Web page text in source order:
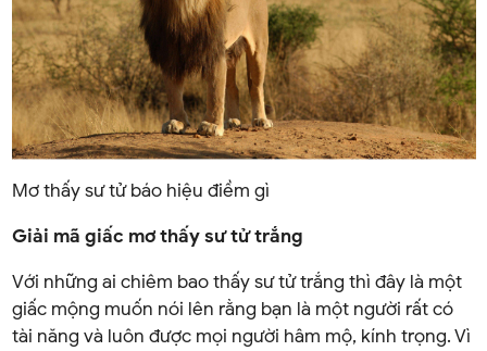
Mơ thấy sư tử báo hiệu điềm gì
Giải mã giấc mơ thấy sư tử trắng
Với những ai chiêm bao thấy sư tử trắng thì đây là một
giấc mộng muốn nói lên rằng bạn là một người rất có
tài năng và luôn được mọi người hâm mộ, kính trọng. Vì